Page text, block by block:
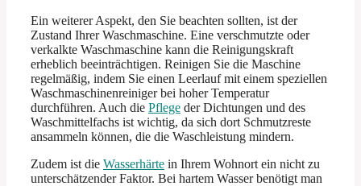
Ein weiterer Aspekt, den Sie beachten sollten, ist der
Zustand Ihrer Waschmaschine. Eine verschmutzte oder
verkalkte Waschmaschine kann die Reinigungskraft
erheblich beeinträchtigen. Reinigen Sie die Maschine
regelmäßig, indem Sie einen Leerlauf mit einem speziellen
Waschmaschinenreiniger bei hoher Temperatur
durchführen. Auch die Pflege der Dichtungen und des
Waschmittelfachs ist wichtig, da sich dort Schmutzreste
ansammeln können, die die Waschleistung mindern.
Zudem ist die Wasserhärte in Ihrem Wohnort ein nicht zu
unterschätzender Faktor. Bei hartem Wasser benötigt man